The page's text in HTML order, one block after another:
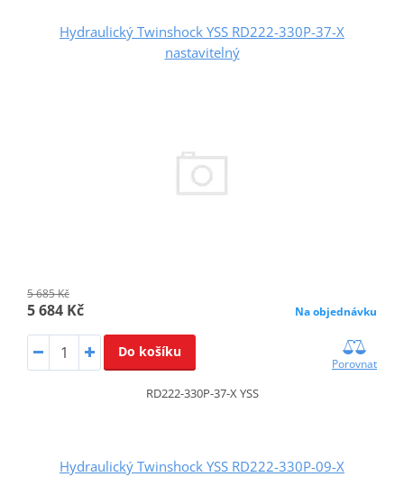
Hydraulický Twinshock YSS RD222-330P-37-X
nastavitelný
5 685 Kč
5 684 Kč Na objednávku
Do košíku
Porovnat
RD222-330P-37-X YSS
Hydraulický Twinshock YSS RD222-330P-09-X